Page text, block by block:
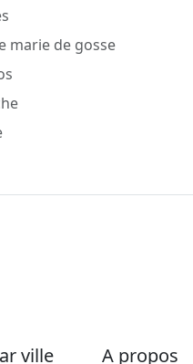
marie de gosse
ville A propos